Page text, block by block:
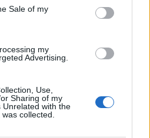
Sale of my
my
Advertising.
Use,
Sharing of my
Unrelated with the
collected.